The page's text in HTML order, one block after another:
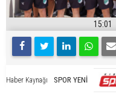
15:01
Haber Kaynağı SPOR YENİ